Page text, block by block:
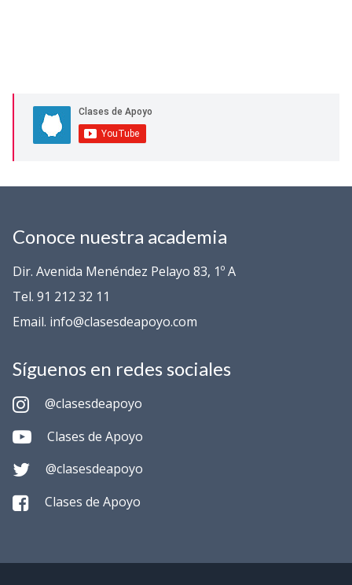
Conoce nuestra academia
Dir. Avenida Menéndez Pelayo 83, 1º A
Tel. 91 212 32 11
Email. info@clasesdeapoyo.com
Síguenos en redes sociales
@clasesdeapoyo
Clases de Apoyo
@clasesdeapoyo
Clases de Apoyo